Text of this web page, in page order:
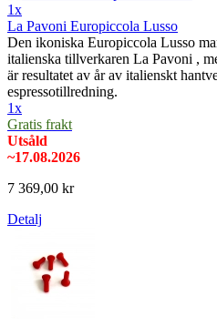
1x
La Pavoni Europiccola Lusso
Den ikoniska Europiccola Lusso
italienska tillverkaren La Pavoni ,
är resultatet av år av italienskt
espressotillredning.
1x
Gratis frakt
Utsåld
~17.08.2026
7 369,00 kr
Detalj